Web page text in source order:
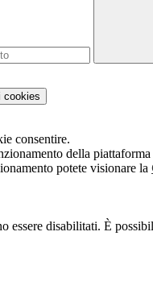
cookies
consentire.
della
potete visionare la
essere disabilitati. È